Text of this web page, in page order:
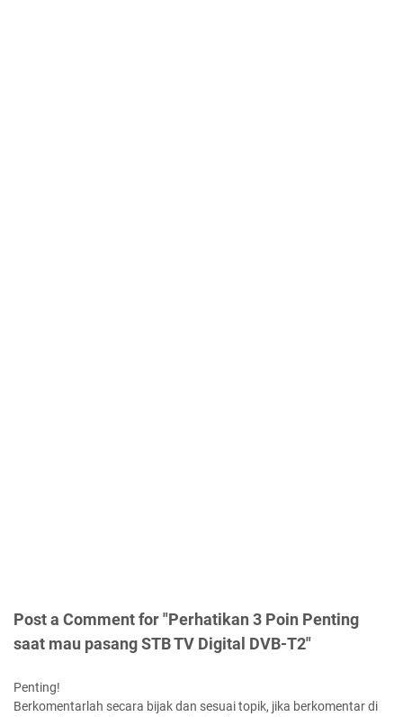
Post a Comment for "Perhatikan 3 Poin Penting
saat mau pasang STB TV Digital DVB-T2"
Penting!
Berkomentarlah secara bijak dan sesuai topik, jika berkomentar di